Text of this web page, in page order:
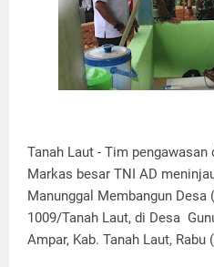
Tanah Laut - Tim pengawasan
Markas besar TNI AD
Manunggal Membangun Desa
1009/Tanah Laut, di Desa
Ampar, Kab. Tanah Laut, Rabu